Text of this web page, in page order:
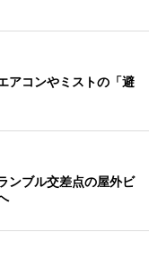
アコンやミストの「避
ンブル交差点の屋外ビ